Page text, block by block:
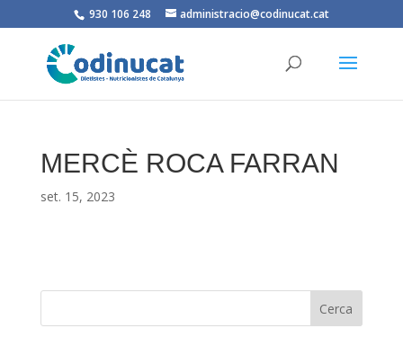
930 106 248 administracio@codinucat.cat
MERCÈ ROCA FARRAN
set. 15, 2023